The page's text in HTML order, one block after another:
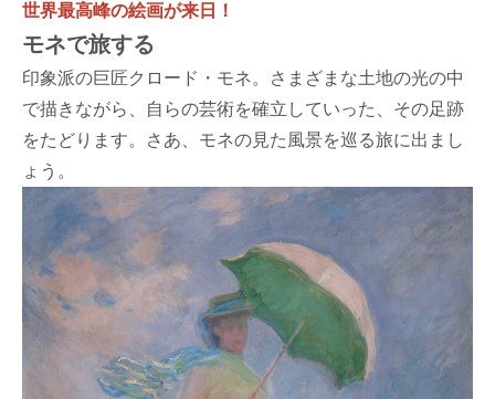
世界最高峰の絵画が来日！
モネで旅する
印象派の巨匠クロード・モネ。さまざまな土地の光の中
で描きながら、自らの芸術を確立していった、その足跡
をたどります。さあ、モネの見た風景を巡る旅に出まし
ょう。